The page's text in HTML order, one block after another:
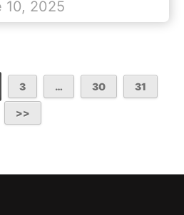
10, 2025
3 … 30 31